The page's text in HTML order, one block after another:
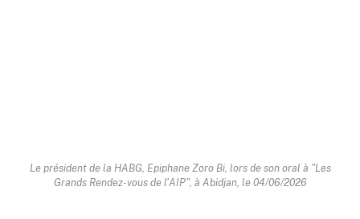
Le président de la HABG, Epiphane Zoro Bi, lors de son oral à "Les
Grands Rendez-vous de l'AIP", à Abidjan, le 04/06/2026